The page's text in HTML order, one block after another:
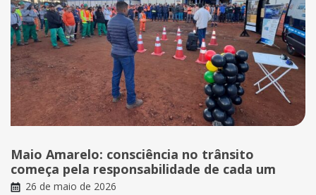
Maio Amarelo: consciência no trânsito
começa pela responsabilidade de cada um
26 de maio de 2026